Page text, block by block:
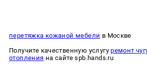
перетяжка кожаной мебели в Москве
Получите качественную услугуремонт
отопления на сайте spb.hands.ru